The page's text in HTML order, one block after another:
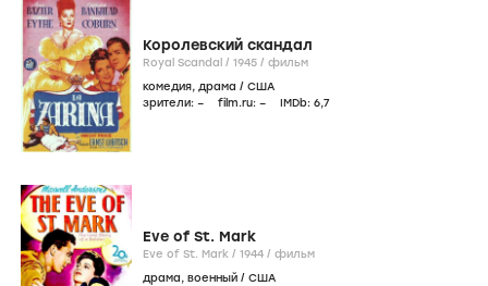
Королевский скандал
Royal Scandal / 1945 / фильм
комедия, драма / США
зрители: – film.ru: – IMDb: 6,7
Eve of St. Mark
Eve of St. Mark / 1944 / фильм
драма, военный / США